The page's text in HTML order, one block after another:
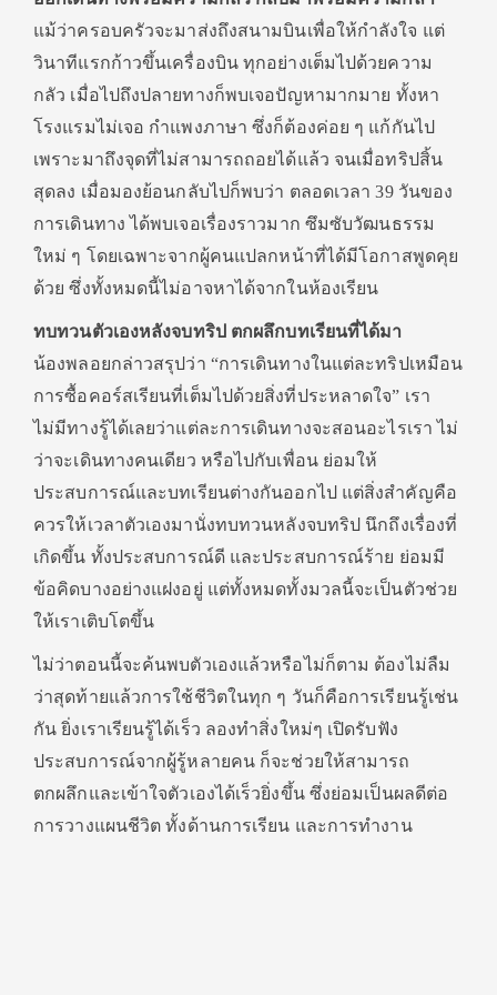
แม้ว่าครอบครัวจะมาส่งถึงสนามบินเพื่อให้กำลังใจ แต่
วินาทีแรกก้าวขึ้นเครื่องบิน ทุกอย่างเต็มไปด้วยความ
กลัว เมื่อไปถึงปลายทางก็พบเจอปัญหามากมาย ทั้งหา
โรงแรมไม่เจอ กำแพงภาษา ซึ่งก็ต้องค่อย ๆ แก้กันไป
เพราะมาถึงจุดที่ไม่สามารถถอยได้แล้ว จนเมื่อทริปสิ้น
สุดลง เมื่อมองย้อนกลับไปก็พบว่า ตลอดเวลา 39 วันของ
การเดินทาง ได้พบเจอเรื่องราวมาก ซึมซับวัฒนธรรม
ใหม่ ๆ โดยเฉพาะจากผู้คนแปลกหน้าที่ได้มีโอกาสพูดคุย
ด้วย ซึ่งทั้งหมดนี้ไม่อาจหาได้จากในห้องเรียน
ทบทวนตัวเองหลังจบทริป ตกผลึกบทเรียนที่ได้มา
น้องพลอยกล่าวสรุปว่า “การเดินทางในแต่ละทริปเหมือน
การซื้อคอร์สเรียนที่เต็มไปด้วยสิ่งที่ประหลาดใจ” เรา
ไม่มีทางรู้ได้เลยว่าแต่ละการเดินทางจะสอนอะไรเรา ไม่
ว่าจะเดินทางคนเดียว หรือไปกับเพื่อน ย่อมให้
ประสบการณ์และบทเรียนต่างกันออกไป แต่สิ่งสำคัญคือ
ควรให้เวลาตัวเองมานั่งทบทวนหลังจบทริป นึกถึงเรื่องที่
เกิดขึ้น ทั้งประสบการณ์ดี และประสบการณ์ร้าย ย่อมมี
ข้อคิดบางอย่างแฝงอยู่ แต่ทั้งหมดทั้งมวลนี้จะเป็นตัวช่วย
ให้เราเติบโตขึ้น
ไม่ว่าตอนนี้จะค้นพบตัวเองแล้วหรือไม่ก็ตาม ต้องไม่ลืม
ว่าสุดท้ายแล้วการใช้ชีวิตในทุก ๆ วันก็คือการเรียนรู้เช่น
กัน ยิ่งเราเรียนรู้ได้เร็ว ลองทำสิ่งใหม่ๆ เปิดรับฟัง
ประสบการณ์จากผู้รู้หลายคน ก็จะช่วยให้สามารถ
ตกผลึกและเข้าใจตัวเองได้เร็วยิ่งขึ้น ซึ่งย่อมเป็นผลดีต่อ
การวางแผนชีวิต ทั้งด้านการเรียน และการทำงาน